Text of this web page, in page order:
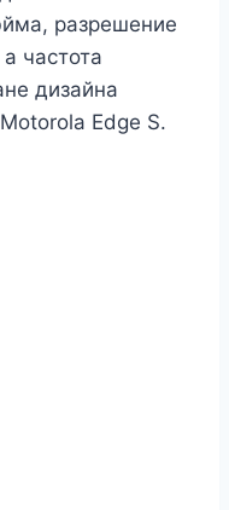
разрешение
частота
дизайна
Edge S.